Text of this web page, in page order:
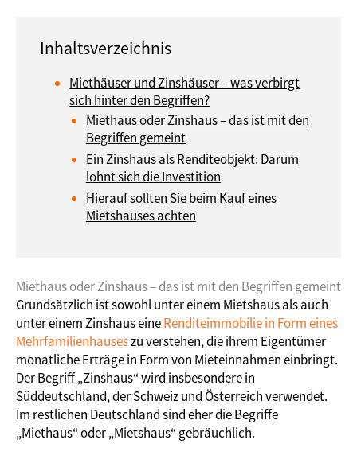
Miethäuser und Zinshäuser – was verbirgt
sich hinter den Begriffen?
Miethaus oder Zinshaus – das ist mit den
Begriffen gemeint
Ein Zinshaus als Renditeobjekt: Darum
lohnt sich die Investition
Hierauf sollten Sie beim Kauf eines
Mietshauses achten
Miethaus oder Zinshaus – das ist mit den Begriffen gemeint
Grundsätzlich ist sowohl unter einem Mietshaus als auch
unter einem Zinshaus eineRenditeimmobilie in Form eines
Mehrfamilienhauseszu verstehen, die ihrem Eigentümer
monatliche Erträge in Form von Mieteinnahmen einbringt.
Der Begriff „Zinshaus“ wird insbesondere in
Süddeutschland, der Schweiz und Österreich verwendet.
Im restlichen Deutschland sind eher die Begriffe
„Miethaus“ oder „Mietshaus“ gebräuchlich.